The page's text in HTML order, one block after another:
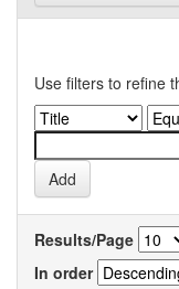
Use filters to refine
Results/Page
In order